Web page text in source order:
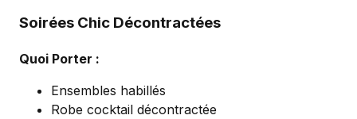
Soirées Chic Décontractées
Quoi Porter :
Ensembles habillés
Robe cocktail décontractée